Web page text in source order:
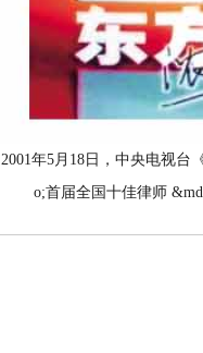
2001年5月18日，中央电视台
o;首届全国十佳律师